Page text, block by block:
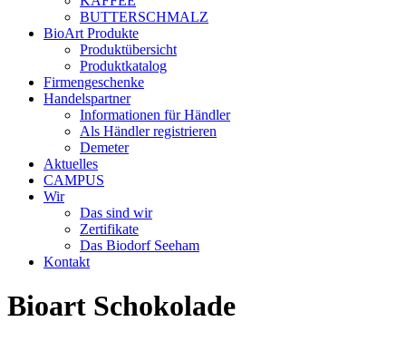
BUTTERSCHMALZ
BioArt Produkte
Produktübersicht
Produktkatalog
Firmengeschenke
Handelspartner
Informationen für Händler
Als Händler registrieren
Demeter
Aktuelles
CAMPUS
Wir
Das sind wir
Zertifikate
Das Biodorf Seeham
Kontakt
Bioart Schokolade